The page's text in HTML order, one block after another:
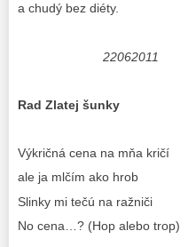
a chudý bez diéty.
22062011
Rad Zlatej šunky
Výkričná cena na mňa kričí
ale ja mlčím ako hrob
Slinky mi tečú na ražniči
No cena…? (Hop alebo trop)